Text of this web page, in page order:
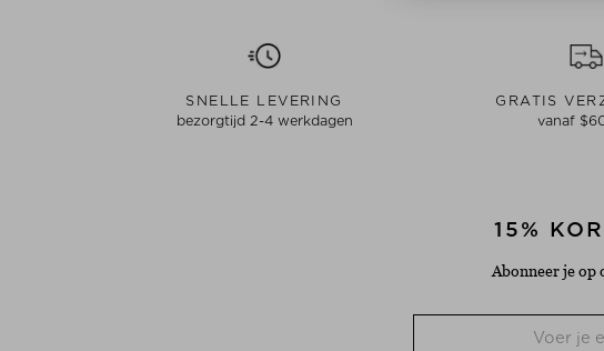
SNELLE LEVERING
bezorgtijd 2-4 werkdagen
GRATIS
vanaf
15%
Abonneer je op